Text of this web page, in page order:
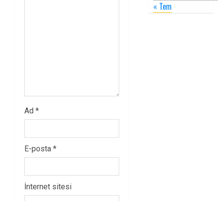
Ad *
E-posta *
İnternet sitesi
« Tem